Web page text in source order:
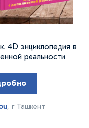
4D энциклопедия в
реальности
, г Ташкент